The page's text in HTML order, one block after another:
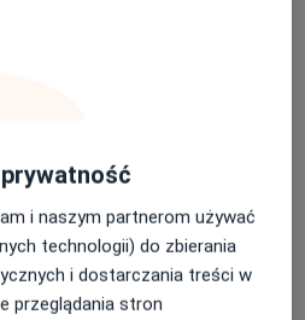
i naszym partnerom używać
technologii) do zbierania
i dostarczania treści w
przeglądania stron